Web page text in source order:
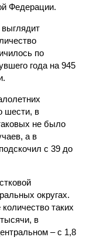
Федерации.
по
года на 945
шести, в
не было
а в
с 39 до
округах.
таких
в
– с 1,8